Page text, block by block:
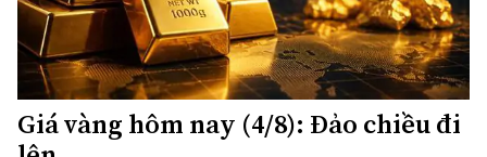
Giá vàng hôm nay (4/8): Đảo chiều đi